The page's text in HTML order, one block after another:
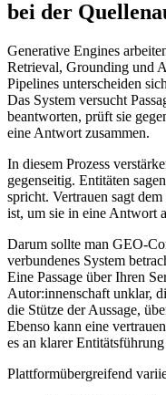
bei der
Generative Engines
Retrieval, Grounding und
Pipelines unterscheiden
Das System versucht
beantworten, prüft sie
eine Antwort zusammen.
In diesem Prozess
gegenseitig. Entitäten
spricht. Vertrauen sagt
ist, um sie in eine Antwort
Darum sollte man
verbundenes System
Eine Passage über Ihren
Autor:innenschaft unklar,
die Stütze der Aussage,
Ebenso kann eine
es an klarer
Plattformübergreifend